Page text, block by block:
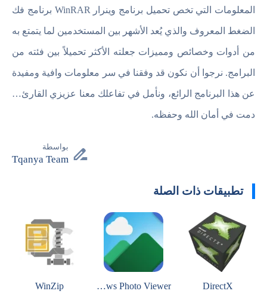
المعلومات التي تخص تحميل برنامج وينرار WinRAR برنامج فك
الضغط المعروف والذي يُعد الأشهر بين المستخدمين لما يتمتع به
من أدوات وخصائص ومميزات جعلته الأكثر تحميلاً بين فئته من
البرامج. نرجوا أن نكون قد وفقنا في سر معلومات وافية ومفيدة
عن هذا البرنامج الرائع، ونأمل في تفاعلك معنا عزيزي القارئ…
دمت في أمان الله وحفظه.
بواسطة
Tqanya Team
تطبيقات ذات الصلة
DirectX
Windows Photo Viewer
WinZip